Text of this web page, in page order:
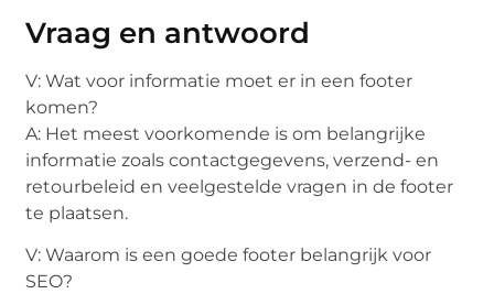
Vraag en antwoord
V: Wat voor informatie moet er in een footer
komen?
A: Het meest voorkomende is om belangrijke
informatie zoals contactgegevens, verzend- en
retourbeleid en veelgestelde vragen in de footer
te plaatsen.
V: Waarom is een goede footer belangrijk voor
SEO?